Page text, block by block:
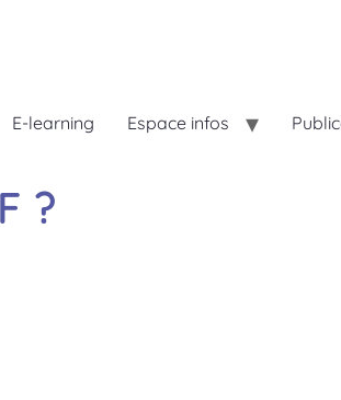
E-learning Espace infos
?